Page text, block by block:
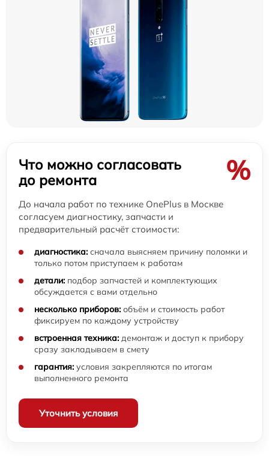
Что можно согласовать
до ремонта
%
До начала работ по технике OnePlus в Москве
согласуем диагностику, запчасти и
предварительный расчёт стоимости:
диагностика: сначала выясняем причину поломки и
только потом приступаем к работам
детали: подбор запчастей и комплектующих
обсуждается с вами отдельно
несколько приборов: объём и стоимость работ
фиксируем по каждому устройству
встроенная техника: демонтаж и доступ к прибору
сразу закладываем в смету
гарантия: условия закрепляются по итогам
выполненного ремонта
Уточнить условия